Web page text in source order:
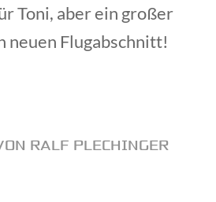
Toni, aber ein großer
neuen Flugabschnitt!
RALF PLECHINGER